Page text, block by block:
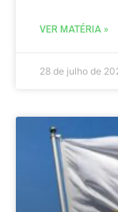
VER MATÉRIA »
28 de julho de